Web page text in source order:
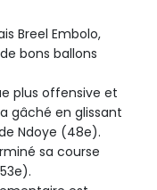
Breel Embolo,
bons ballons
plus offensive et
gâché en glissant
Ndoye (48e).
sa course